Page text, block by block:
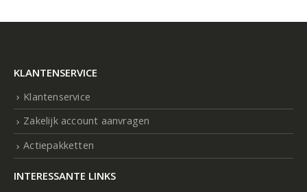
KLANTENSERVICE
Klantenservice
Zakelijk account aanvragen
Actiepakketten
INTERESSANTE LINKS